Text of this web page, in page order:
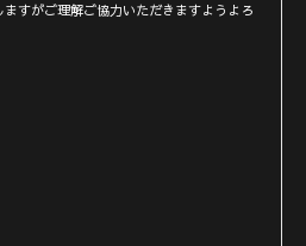
すがご理解ご協力いただきますようよろ